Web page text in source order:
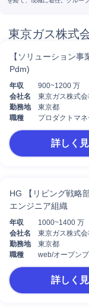
東京ガス株式
【ソリューション
Pdm)
年収
900~1200 万
会社名
東京ガス株式会
勤務地
東京都
職種
プロダクトマ
詳しく
HG 【リビング戦略
エンジニア組織
年収
1000~1400 万
会社名
東京ガス株式会
勤務地
東京都
職種
web/オープン
詳しく